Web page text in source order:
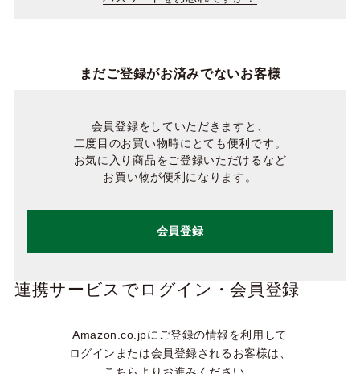
まだご登録がお済みでないお客様
会員登録をしていただきますと、
二度目のお買い物時にとても便利です。
お気に入り商品をご登録いただけるなど
お買い物が便利になります。
会員登録
連携サービスでログイン・会員登録
Amazon.co.jpにご登録の情報を利用して
ログインまたは会員登録されるお客様は、
こちらよりお進みください。